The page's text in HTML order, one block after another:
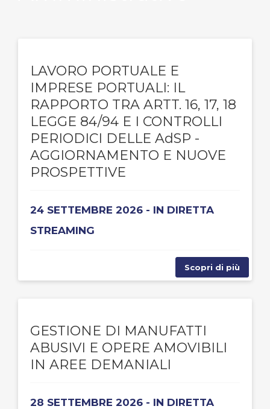
LAVORO PORTUALE E
IMPRESE PORTUALI: IL
RAPPORTO TRA ARTT. 16, 17, 18
LEGGE 84/94 E I CONTROLLI
PERIODICI DELLE AdSP -
AGGIORNAMENTO E NUOVE
PROSPETTIVE
24 SETTEMBRE 2026 - IN DIRETTA
STREAMING
Scopri di più
GESTIONE DI MANUFATTI
ABUSIVI E OPERE AMOVIBILI
IN AREE DEMANIALI
28 SETTEMBRE 2026 - IN DIRETTA